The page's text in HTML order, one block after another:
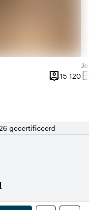
person_pin
Capaciteit
15-120
gecertificeerd